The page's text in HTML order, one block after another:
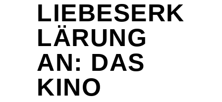
LIEBESERK
LÄRUNG
AN: DAS
KINO